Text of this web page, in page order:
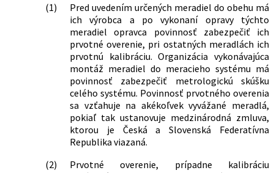
(1)
Pred uvedením určených meradiel do obehu má
ich výrobca a po vykonaní opravy týchto
meradiel opravca povinnosť zabezpečiť ich
prvotné overenie, pri ostatných meradlách ich
prvotnú kalibráciu. Organizácia vykonávajúca
montáž meradiel do meracieho systému má
povinnosť zabezpečiť metrologickú skúšku
celého systému. Povinnosť prvotného overenia
sa vzťahuje na akékoľvek vyvážané meradlá,
pokiaľ tak ustanovuje medzinárodná zmluva,
ktorou je Česká a Slovenská Federatívna
Republika viazaná.
(2)
Prvotné overenie, prípadne kalibráciu